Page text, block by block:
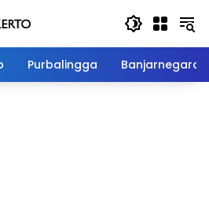
Purbalingga Banjarnegara